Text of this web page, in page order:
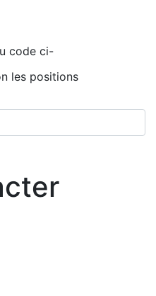
code ci-
les positions